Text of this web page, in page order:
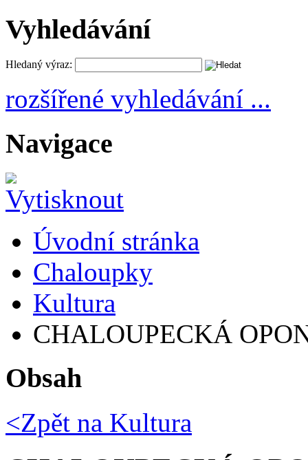
Vyhledávání
Hledaný výraz:
rozšířené vyhledávání ...
Navigace
Úvodní stránka
Chaloupky
Kultura
CHALOUPECKÁ
Obsah
<Zpět na Kultura